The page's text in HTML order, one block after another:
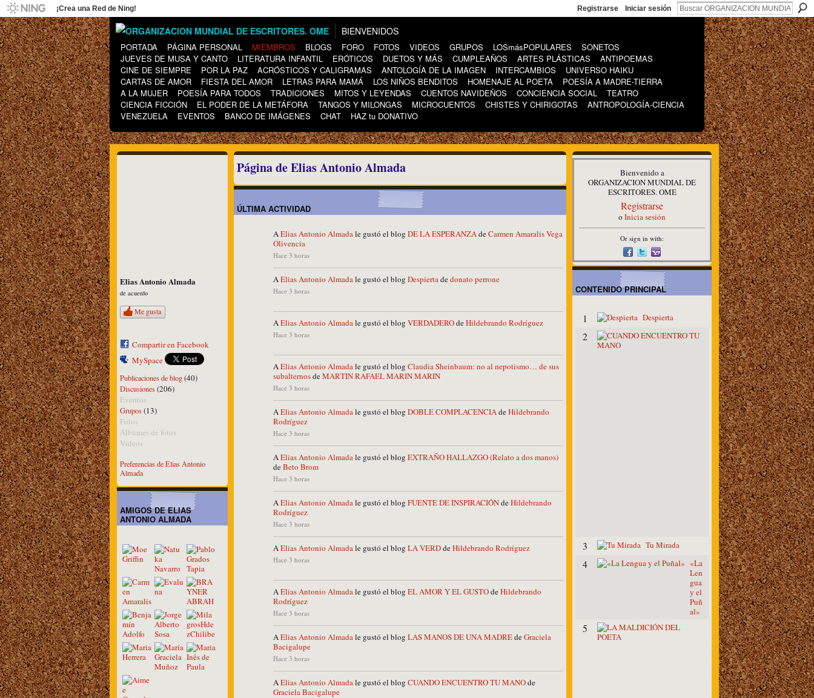
¡Crea una Red de Ning! Registrarse Iniciar sesión
BIENVENIDOS
PORTADA PÁGINA PERSONAL MIEMBROS BLOGS FORO FOTOS VIDEOS GRUPOS LOSmásPOPULARES
SONETOS
JUEVES DE MUSA Y CANTO
LITERATURA INFANTIL ERÓTICOS DUETOS Y MÁS CUMPLEAÑOS ARTES PLÁSTICAS
ANTIPOEMAS
CINE DE SIEMPRE
POR LA PAZ ACRÓSTICOS Y CALIGRAMAS ANTOLOGÍA DE LA IMAGEN INTERCAMBIOS
UNIVERSO HAIKU
CARTAS DE AMOR
FIESTA DEL AMOR LETRAS PARA MAMÁ LOS NIÑOS BENDITOS HOMENAJE AL POETA
POESÍA A MADRE-TIERRA
A LA MUJER
POESÍA PARA TODOS TRADICIONES MITOS Y LEYENDAS CUENTOS NAVIDEÑOS CONCIENCIA SOCIAL
TEATRO
CIENCIA FICCIÓN
EL PODER DE LA METÁFORA TANGOS Y MILONGAS MICROCUENTOS CHISTES Y CHIRIGOTAS
ANTROPOLOGÍA-CIENCIA
VENEZUELA
EVENTOS BANCO DE IMÁGENES CHAT HAZ tu DONATIVO
Elias Antonio Almada
de acuerdo
Me gusta
Compartir en Facebook
MySpace
Publicaciones de blog(40)
Discusiones(206)
Eventos
Grupos(13)
Fotos
Álbumes de fotos
Videos
Preferencias de Elias Antonio
Almada
AMIGOS DE ELIAS
ANTONIO ALMADA
Página de Elias Antonio Almada
ÚLTIMA ACTIVIDAD
AElias Antonio Almadale gustó el blog DE LA ESPERANZAdeCarmen Amaralis Vega
Olivencia
Hace 3 horas
AElias Antonio Almadale gustó el blog Despiertadedonato perrone
Hace 3 horas
AElias Antonio Almadale gustó el blog VERDADEROdeHildebrando Rodríguez
Hace 3 horas
AElias Antonio Almadale gustó el blog Claudia Sheinbaum: no al nepotismo… de sus
subalternosdeMARTIN RAFAEL MARIN MARIN
Hace 3 horas
AElias Antonio Almadale gustó el blog DOBLE COMPLACENCIAdeHildebrando
Rodríguez
Hace 3 horas
AElias Antonio Almadale gustó el blog EXTRAÑO HALLAZGO (Relato a dos manos)
deBeto Brom
Hace 3 horas
AElias Antonio Almadale gustó el blog FUENTE DE INSPIRACIÓNdeHildebrando
Rodríguez
Hace 3 horas
AElias Antonio Almadale gustó el blog LA VERDdeHildebrando Rodríguez
Hace 3 horas
AElias Antonio Almadale gustó el blog EL AMOR Y EL GUSTOdeHildebrando
Rodríguez
Hace 3 horas
AElias Antonio Almadale gustó el blog LAS MANOS DE UNA MADREdeGraciela
Bacigalupe
Hace 3 horas
AElias Antonio Almadale gustó el blog CUANDO ENCUENTRO TU MANOde
Graciela Bacigalupe
Bienvenido a
ORGANIZACION MUNDIAL DE
ESCRITORES. OME
Registrarse
o Inicia sesión
Or sign in with:
CONTENIDO PRINCIPAL
1 Despierta
2
3 Tu Mirada
4
«La
Len
gua
y el
Puñ
al»
5